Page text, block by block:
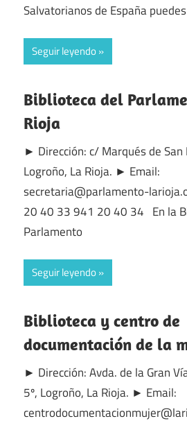
Salvatorianos de España
Seguir leyendo
Biblioteca del
Rioja
► Dirección: c/ Marqués de San
Logroño, La Rioja. ► Email:
secretaria@parlamento-
20 40 33 941 20 40 34 En la
Parlamento
Seguir leyendo
Biblioteca y centro de
documentación de la
► Dirección: Avda. de la Gran
5º, Logroño, La Rioja. ► Email: